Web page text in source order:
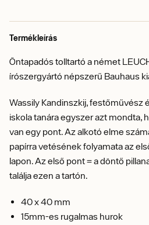
Termékleírás
Öntapadós tolltartó a német
írószergyártó népszerű Bauhaus
Wassily Kandinszkij, festőművész
iskola tanára egyszer azt mondta,
van egy pont. Az alkotó elme
papírra vetésének folyamata az
lapon. Az első pont = a döntő
találja ezen a tartón.
40 x 40 mm
15mm-es rugalmas hurok